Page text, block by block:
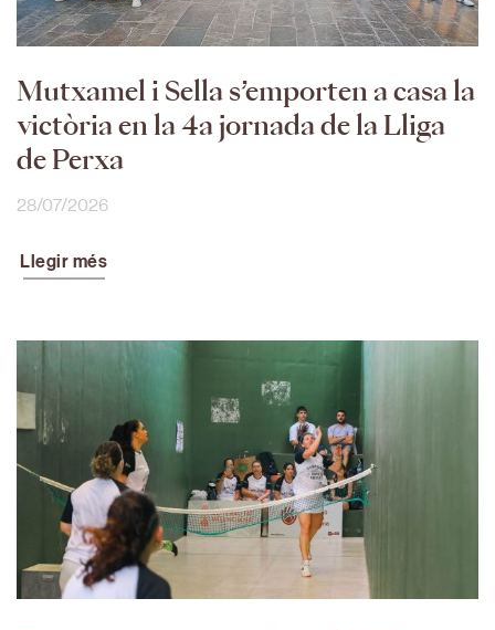
Mutxamel i Sella s’emporten a casa la
victòria en la 4a jornada de la Lliga
de Perxa
28/07/2026
Llegir més